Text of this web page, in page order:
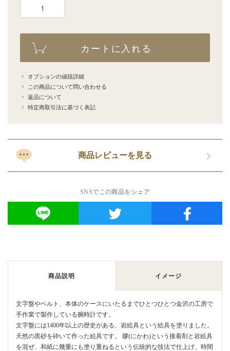
カートに入れる
オプションの値段詳細
この商品について問い合わせる
返品について
特定商取引法に基づく表記
商品レビューを見る
SNSでこの商品をシェア
商品説明 イメージ
文字盤やベルト、本体のケースにいたるまでひとつひとつ金沢の工房で
手作業で製作している腕時計です。
文字盤には1400年以上の歴史がある、岩絵具という絵具を塗りました。
天然の黒砂を砕いて作った絵具です。 膠(にかわ)という接着剤と岩絵具
を混ぜ、和紙に幾重にも塗り重ねるという伝統的な技法で仕上げ、時間